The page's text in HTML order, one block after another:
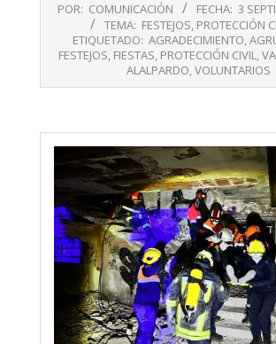
09-
POR: COMUNICACIÓN FECHA: 3
TEMA: FESTEJOS, PROTECCIÓN
ETIQUETADO: AGRADECIMIENTO,
FESTEJOS, FIESTAS, PROTECCIÓN CIVIL,
ALALPARDO,VOLUNTARIOS